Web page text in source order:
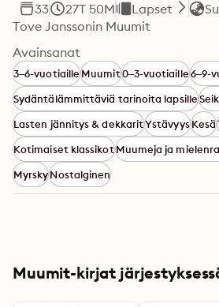
33 27T 50M Lapset
Tove Janssonin Muumit
Avainsanat
3–6-vuotiailleMuumit0–3-vuotiaille6–9-
Sydäntälämmittäviä tarinoita lapsille
Lasten jännitys & dekkaritYstävyysKesä
Kotimaiset klassikotMuumeja ja
MyrskyNostalginen
Muumit-kirjat